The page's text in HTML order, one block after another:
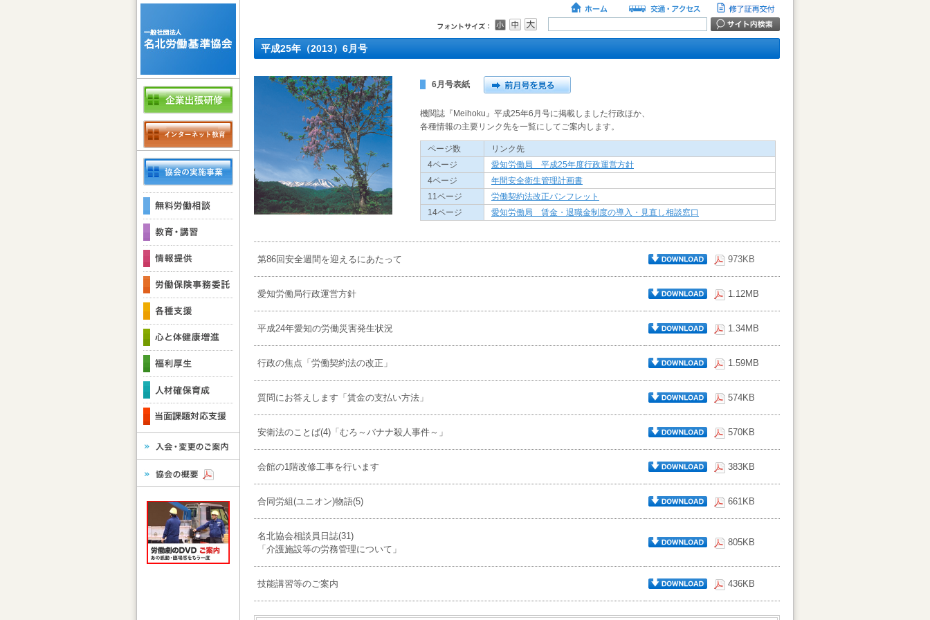
平成25年（2013）6月号
6月号表紙
機関誌『Meihoku』平成25年6月号に掲載しました行政ほか、
各種情報の主要リンク先を一覧にしてご案内します。
ページ数
リンク先
4ページ
愛知労働局 平成25年度行政運営方針
4ページ
年間安全衛生管理計画書
11ページ
労働契約法改正パンフレット
14ページ
愛知労働局 賃金・退職金制度の導入・見直し相談窓口
第86回安全週間を迎えるにあたって 973KB
愛知労働局行政運営方針 1.12MB
平成24年愛知の労働災害発生状況 1.34MB
行政の焦点「労働契約法の改正」 1.59MB
質問にお答えします「賃金の支払い方法」 574KB
安衛法のことば(4)「むろ～バナナ殺人事件～」 570KB
会館の1階改修工事を行います 383KB
合同労組(ユニオン)物語(5) 661KB
名北協会相談員日誌(31)
「介護施設等の労務管理について」
805KB
技能講習等のご案内 436KB